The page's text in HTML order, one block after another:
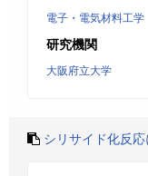
電子・電気材料工学
研究機関
大阪府立大学
シリサイド化反